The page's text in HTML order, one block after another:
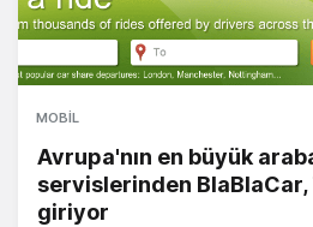
MOBIL
Avrupa'nın en büyük
servislerinden BlaBlaCar,
giriyor